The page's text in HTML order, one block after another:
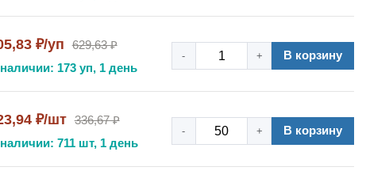
₽/уп
629,63 ₽
173 уп, 1 день
- + В корзину
₽/шт 336,67 ₽
711 шт, 1 день
- + В корзину